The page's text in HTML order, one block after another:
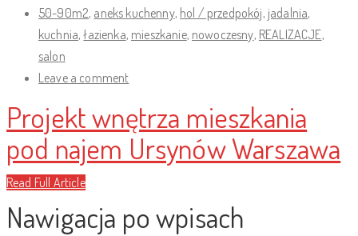
50-90m2, aneks kuchenny, hol / przedpokój, jadalnia,
kuchnia,łazienka, mieszkanie, nowoczesny, REALIZACJE,
salon
Leave a comment
Projekt wnętrza mieszkania
pod najem Ursynów Warszawa
Read Full Article
Nawigacja po wpisach